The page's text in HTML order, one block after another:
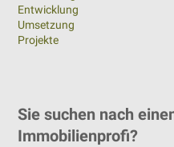
Entwicklung
Umsetzung
Projekte
Sie suchen nach
Immobilienprofi?